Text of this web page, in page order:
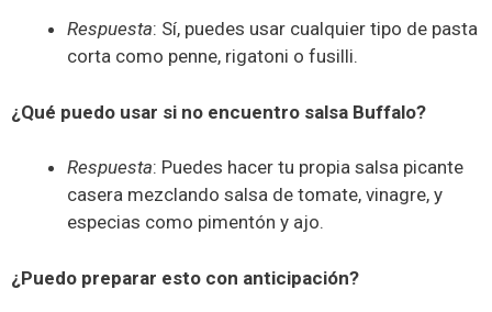
Respuesta: Sí, puedes usar cualquier tipo de pasta
corta como penne, rigatoni o fusilli.
¿Qué puedo usar si no encuentro salsa Buffalo?
Respuesta: Puedes hacer tu propia salsa picante
casera mezclando salsa de tomate, vinagre, y
especias como pimentón y ajo.
¿Puedo preparar esto con anticipación?